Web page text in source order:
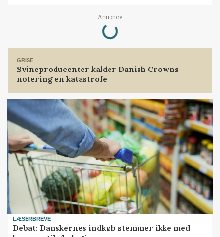
Annonce
Loading...
GRISE
Svineproducenter kalder Danish Crowns
notering en katastrofe
LÆSERBREVE
Debat: Danskernes indkøb stemmer ikke med